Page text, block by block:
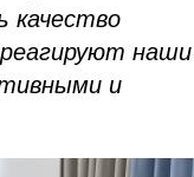
качество
наши
и